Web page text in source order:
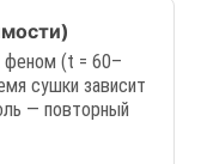
феном (t = 60–
сушки зависит
— повторный